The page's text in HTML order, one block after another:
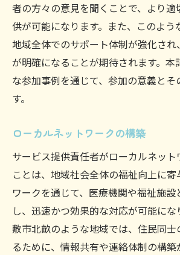
者の方々の意見を聞くことで、より適
供が可能になります。また、このよう
地域全体でのサポート体制が強化さ
が明確になることが期待されます。本
な参加事例を通じて、参加の意義とそ
す。
ローカルネットワークの構築
サービス提供責任者がローカルネット
ことは、地域社会全体の福祉向上に寄
ワークを通じて、医療機関や福祉施設
し、迅速かつ効果的な対応が可能に
敷市北畝のような地域では、住民同士
るために、情報共有や連絡体制の構